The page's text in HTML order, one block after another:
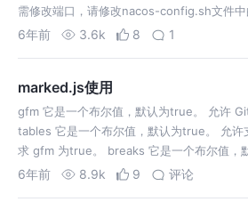
需修改端口，请修改nacos-config.sh文件
为db，修改对应db配置文件…
6年前 3.6k 8 1
marked.js使用
gfm 它是一个布尔值，默认为true。 允许
tables 它是一个布尔值，默认为true。 允许
求 gfm 为true。 breaks 它是一个布尔值，
行。该选项要求 gfm 为tr…
6年前 8.9k 9 评论